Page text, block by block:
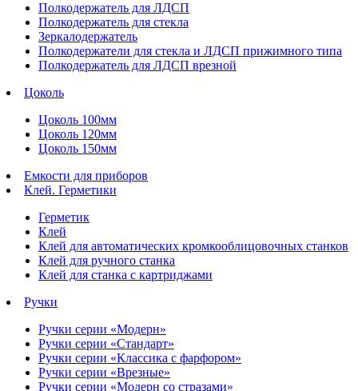
Полкодержатель для ЛДСП
Полкодержатель для стекла
Зеркалодержатель
Полкодержатели для стекла и ЛДСП прижимного типа
Полкодержатель для ЛДСП врезной
Цоколь
Цоколь 100мм
Цоколь 120мм
Цоколь 150мм
Емкости для приборов
Клей. Герметики
Герметик
Клей
Клей для автоматических кромкооблицовочных станков
Клей для ручного станка
Клей для станка с картриджами
Ручки
Ручки серии «Модерн»
Ручки серии «Стандарт»
Ручки серии «Классика с фарфором»
Ручки серии «Врезные»
Ручки серии «Модерн со стразами»